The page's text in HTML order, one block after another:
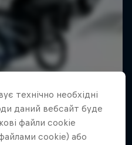
технічно необхідні
даний вебсайт буде
файли cookie
cookie) або